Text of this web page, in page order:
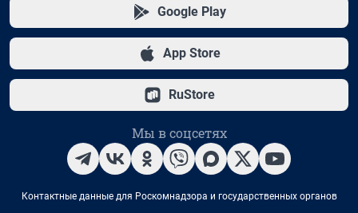
Google Play
App Store
RuStore
Мы в соцсетях
Контактные данные для Роскомнадзора и государственных органов